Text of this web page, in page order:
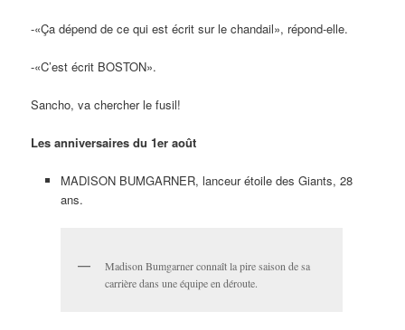
-«Ça dépend de ce qui est écrit sur le chandail», répond-elle.
-«C’est écrit BOSTON».
Sancho, va chercher le fusil!
Les anniversaires du 1er août
MADISON BUMGARNER, lanceur étoile des Giants, 28
ans.
Madison Bumgarner connaît la pire saison de sa
carrière dans une équipe en déroute.